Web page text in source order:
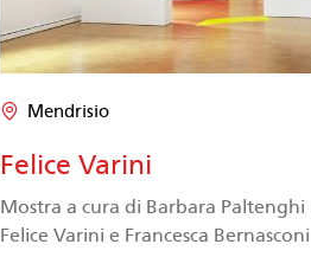
Mendrisio
Felice Varini
Mostra a cura di Barbara Paltenghi
Felice Varini e Francesca Bernasconi